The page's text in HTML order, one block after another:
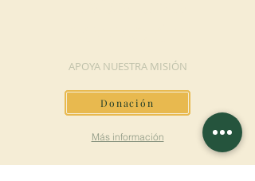
APOYA NUESTRA MISIÓN
Donación
Más información